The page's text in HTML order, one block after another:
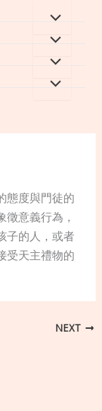
態度與門徒的
意義行為，
子的人，或者
受天主禮物的
NEXT